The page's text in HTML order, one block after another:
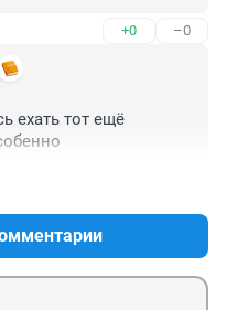
+0 –0
ехать тот ещё